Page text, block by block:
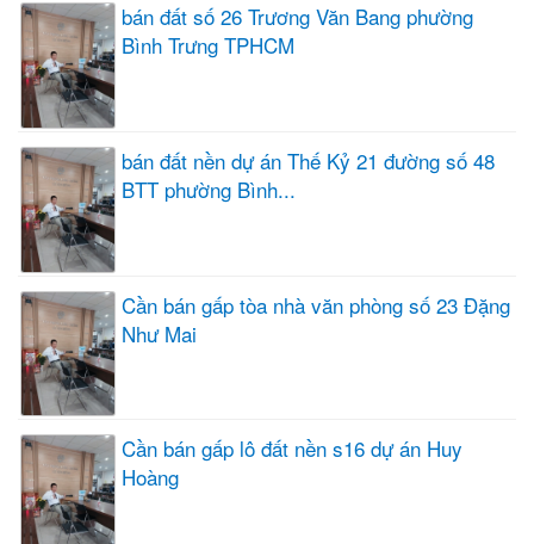
bán đất số 26 Trương Văn Bang phường
Bình Trưng TPHCM
bán đất nền dự án Thế Kỷ 21 đường số 48
BTT phường Bình...
Cần bán gấp tòa nhà văn phòng số 23 Đặng
Như Mai
Cần bán gấp lô đất nền s16 dự án Huy
Hoàng